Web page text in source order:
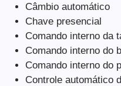
Câmbio automático
Chave presencial
Comando interno da
Comando interno do
Comando interno do
Controle automático